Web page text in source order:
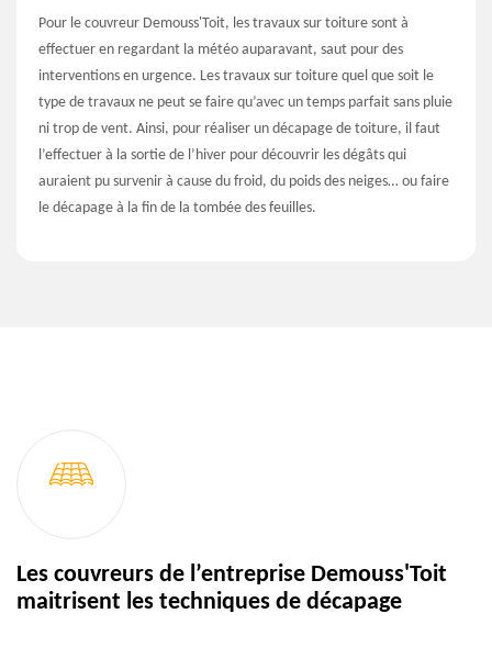
Pour le couvreur Demouss'Toit, les travaux sur toiture sont à
effectuer en regardant la météo auparavant, saut pour des
interventions en urgence. Les travaux sur toiture quel que soit le
type de travaux ne peut se faire qu’avec un temps parfait sans pluie
ni trop de vent. Ainsi, pour réaliser un décapage de toiture, il faut
l’effectuer à la sortie de l’hiver pour découvrir les dégâts qui
auraient pu survenir à cause du froid, du poids des neiges… ou faire
le décapage à la fin de la tombée des feuilles.
Les couvreurs de l’entreprise Demouss'Toit
maitrisent les techniques de décapage